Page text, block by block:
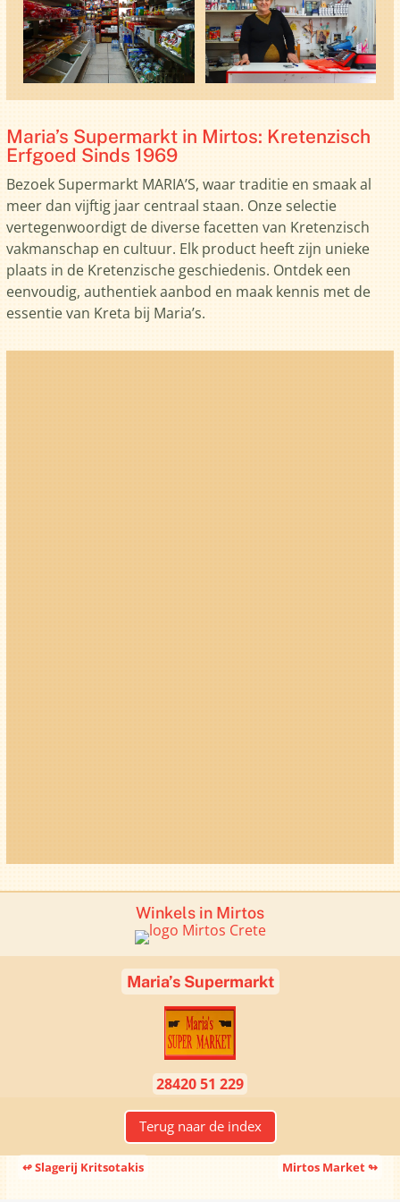
Maria’s Supermarkt in Mirtos: Kretenzisch
Erfgoed Sinds 1969
Bezoek Supermarkt MARIA’S, waar traditie en smaak al
meer dan vijftig jaar centraal staan. Onze selectie
vertegenwoordigt de diverse facetten van Kretenzisch
vakmanschap en cultuur. Elk product heeft zijn unieke
plaats in de Kretenzische geschiedenis. Ontdek een
eenvoudig, authentiek aanbod en maak kennis met de
essentie van Kreta bij Maria’s.
Winkels in Mirtos
Maria’s Supermarkt
28420 51 229
Terug naar de index
Mirtos Market ↬
↫ Slagerij Kritsotakis